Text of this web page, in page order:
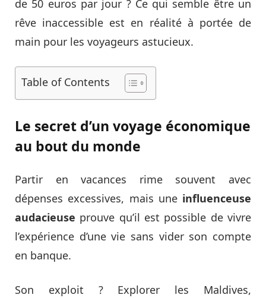
de 50 euros par jour ? Ce qui semble être un
rêve inaccessible est en réalité à portée de
main pour les voyageurs astucieux.
Table of Contents
Le secret d’un voyage économique
au bout du monde
Partir en vacances rime souvent avec
dépenses excessives, mais une influenceuse
audacieuse prouve qu’il est possible de vivre
l’expérience d’une vie sans vider son compte
en banque.
Son exploit ? Explorer les Maldives,